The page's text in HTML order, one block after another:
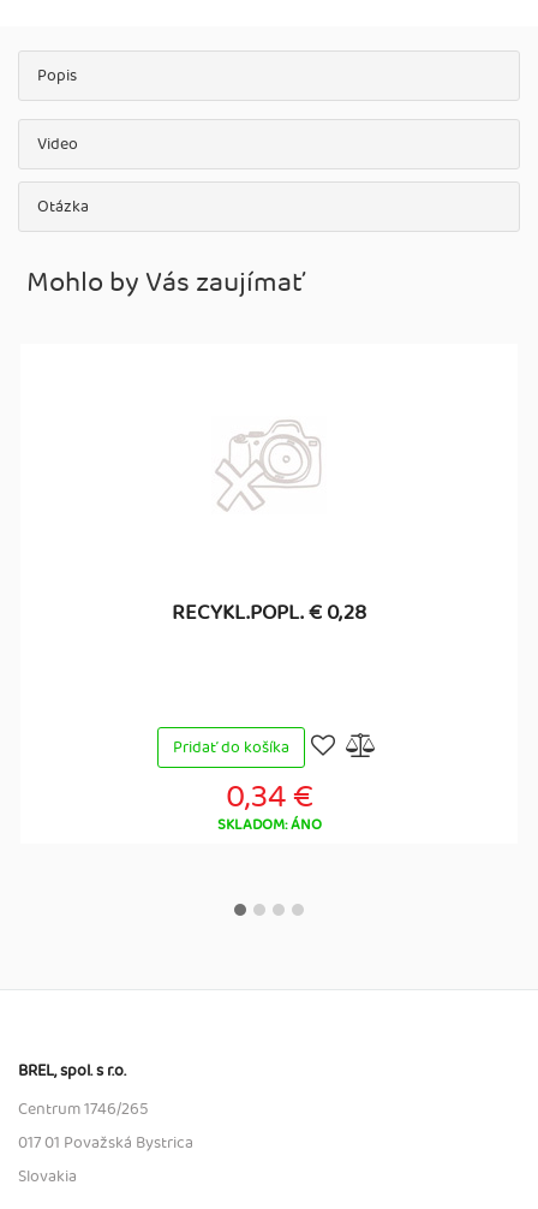
Popis
Video
Otázka
Mohlo by Vás zaujímať
RECYKL.POPL. € 0,28
Pridať do košíka
0,34 €
SKLADOM: ÁNO
BREL, spol. s r.o.
Centrum 1746/265
017 01 Považská Bystrica
Slovakia